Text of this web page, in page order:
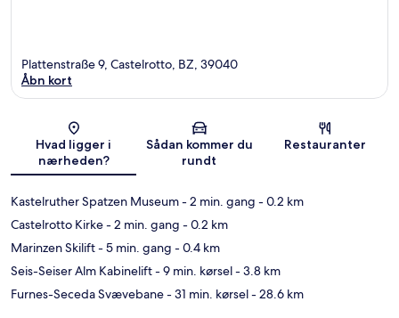
Kort
Plattenstraße 9, Castelrotto, BZ, 39040
Åbn kort
Hvad ligger i
nærheden?
Sådan kommer du
rundt
Restauranter
Kastelruther Spatzen Museum- 2 min. gang - 0.2 km
Castelrotto Kirke- 2 min. gang - 0.2 km
Marinzen Skilift- 5 min. gang - 0.4 km
Seis-Seiser Alm Kabinelift- 9 min. kørsel- 3.8 km
Furnes-Seceda Svævebane- 31 min. kørsel- 28.6 km